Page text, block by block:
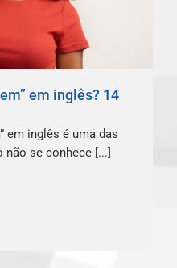
em inglês? 14
em inglês é uma das
não se conhece [...]